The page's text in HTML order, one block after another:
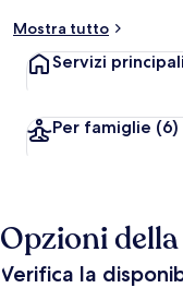
Mostra tutto
Servizi principali
Per famiglie (6)
Opzioni
Verifica la